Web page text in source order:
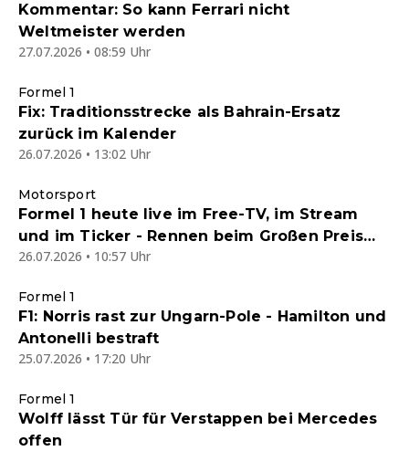
Kommentar: So kann Ferrari nicht
Weltmeister werden
27.07.2026 • 08:59 Uhr
Formel 1
Fix: Traditionsstrecke als Bahrain-Ersatz
zurück im Kalender
26.07.2026 • 13:02 Uhr
Motorsport
Formel 1 heute live im Free-TV, im Stream
und im Ticker - Rennen beim Großen Preis
von Ungarn
26.07.2026 • 10:57 Uhr
Formel 1
F1: Norris rast zur Ungarn-Pole - Hamilton und
Antonelli bestraft
25.07.2026 • 17:20 Uhr
Formel 1
Wolff lässt Tür für Verstappen bei Mercedes
offen